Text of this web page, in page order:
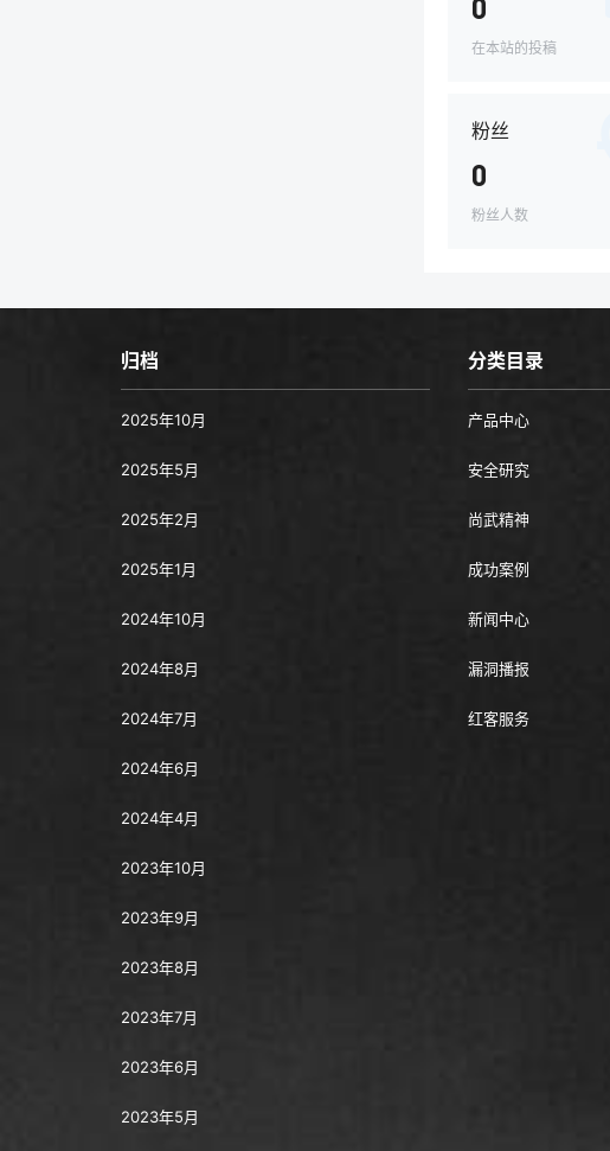
0
在本站的投稿
粉丝
0
粉丝人数
归档
2025年10月
2025年5月
2025年2月
2025年1月
2024年10月
2024年8月
2024年7月
2024年6月
2024年4月
2023年10月
2023年9月
2023年8月
2023年7月
2023年6月
2023年5月
分类目录
产品中心
安全研究
尚武精神
成功案例
新闻中心
漏洞播报
红客服务